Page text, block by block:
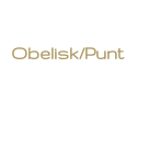
Obelisk/Punt